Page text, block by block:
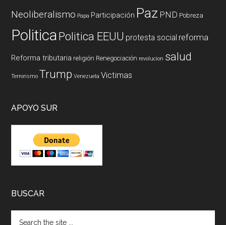
Neoliberalismo Papa Participación Paz PND Pobreza
PoliticaPolitica EEUU protesta social reforma
Reforma tributaria religión Renegociación revolucion salud
Terrorismo Trump Venezuela Victimas
APOYO SUR
BUSCAR